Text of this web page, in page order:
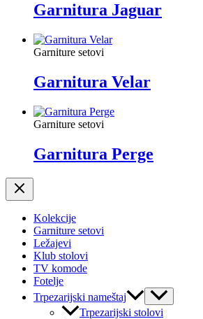
Garnitura Jaguar
Garniture setovi
Garnitura Velar
Garniture setovi
Garnitura Perge
Kolekcije
Garniture setovi
Ležajevi
Klub stolovi
TV komode
Fotelje
Trpezarijski nameštaj
Uključi/isključi
izbornik
Trpezarijski stolovi